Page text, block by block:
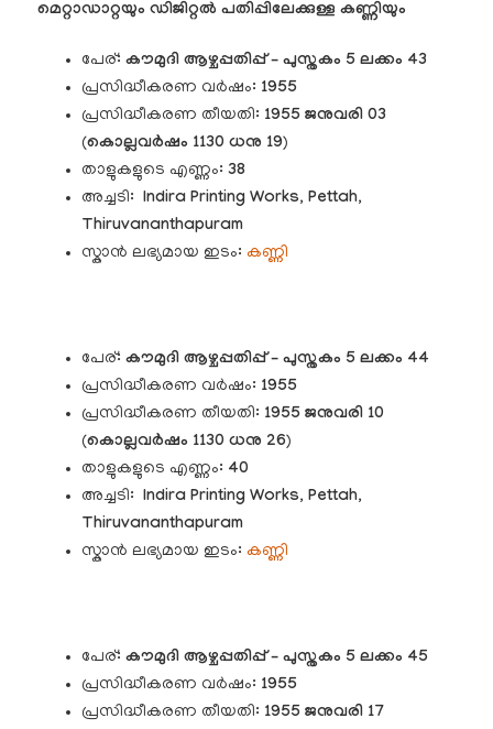
മെറ്റാഡാറ്റയും ഡിജിറ്റൽ പതിപ്പിലേക്കുള്ള കണ്ണിയും
പേര്:കൗമുദി ആഴ്ചപ്പതിപ്പ് – പുസ്തകം 5 ലക്കം 43
പ്രസിദ്ധീകരണ വർഷം: 1955
പ്രസിദ്ധീകരണ തീയതി: 1955 ജനുവരി 03
(കൊല്ലവർഷം 1130 ധനു 19)
താളുകളുടെ എണ്ണം: 38
അച്ചടി:Indira Printing Works, Pettah,
Thiruvananthapuram
സ്കാൻ ലഭ്യമായ ഇടം: കണ്ണി
പേര്:കൗമുദി ആഴ്ചപ്പതിപ്പ് – പുസ്തകം 5 ലക്കം 44
പ്രസിദ്ധീകരണ വർഷം: 1955
പ്രസിദ്ധീകരണ തീയതി: 1955 ജനുവരി 10
(കൊല്ലവർഷം 1130 ധനു 26)
താളുകളുടെ എണ്ണം: 40
അച്ചടി: Indira Printing Works, Pettah,
Thiruvananthapuram
സ്കാൻ ലഭ്യമായ ഇടം: കണ്ണി
പേര്:കൗമുദി ആഴ്ചപ്പതിപ്പ് – പുസ്തകം 5 ലക്കം 45
പ്രസിദ്ധീകരണ വർഷം: 1955
പ്രസിദ്ധീകരണ തീയതി: 1955 ജനുവരി 17